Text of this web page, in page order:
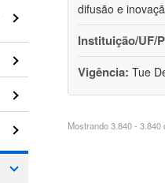
difusão e
Instituição/UF/
Vigência: Tue
Mostrando 3.840 - 3.840